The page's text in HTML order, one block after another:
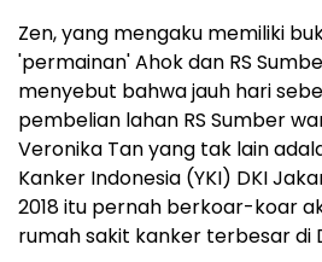
Zen, yang mengaku memiliki
'permainan' Ahok dan RS
menyebut bahwa jauh hari
pembelian lahan RS Sumber
Veronika Tan yang tak lain
Kanker Indonesia (YKI) DKI
2018‎ itu pernah berkoar-koar
rumah sakit kanker terbesar di